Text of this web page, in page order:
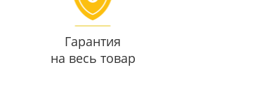
Гарантия
на весь товар